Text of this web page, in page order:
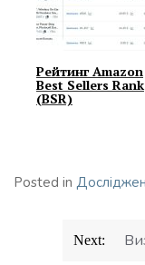
Рейтинг Amazon
Bеst Sеllеrs Rаnk
(BSR)
Posted in
Навігація
записівNext: